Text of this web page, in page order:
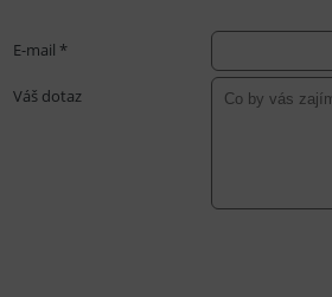
E-mail *
Váš dotaz